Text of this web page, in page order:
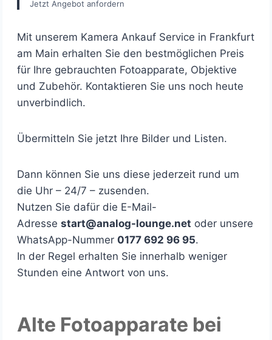
Jetzt Angebot anfordern
Mit unserem Kamera Ankauf Service in Frankfurt
am Main erhalten Sie den bestmöglichen Preis
für Ihre gebrauchten Fotoapparate, Objektive
und Zubehör. Kontaktieren Sie uns noch heute
unverbindlich.
Übermitteln Sie jetzt Ihre Bilder und Listen.
Dann können Sie uns diese jederzeit rund um
die Uhr – 24/7 – zusenden.
Nutzen Sie dafür die E-Mail-
Adresse start@analog-lounge.net oder unsere
WhatsApp-Nummer 0177 692 96 95.
In der Regel erhalten Sie innerhalb weniger
Stunden eine Antwort von uns.
Alte Fotoapparate bei